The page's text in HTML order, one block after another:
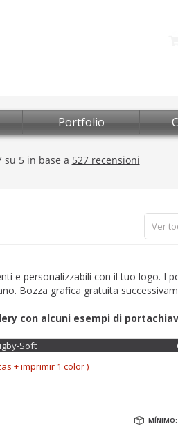
Portfolio
Ver
e personalizzabili con il tuo logo. I
Bozza grafica gratuita
con alcuni esempi di
Soft
+ imprimir 1 color )
MÍNIMO: